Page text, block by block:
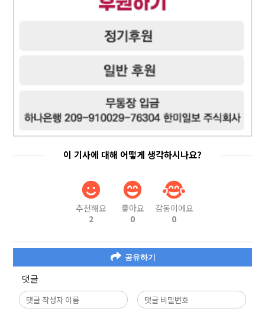
이 기사에 대해 어떻게 생각하시나요?
추천해요
2
좋아요
0
감동이에요
0
공유하기
댓글